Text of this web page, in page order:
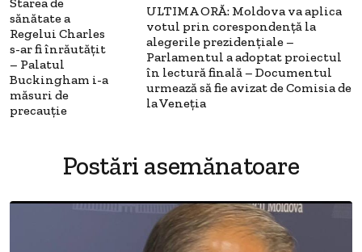
sănătate a
Regelui Charles
s-ar fi înrăutățit
– Palatul
Buckingham i-a
măsuri de
precauție
ULTIMA ORĂ: Moldova va aplica
votul prin corespondență la
alegerile prezidențiale –
Parlamentul a adoptat proiectul
în lectură finală – Documentul
urmează să fie avizat de Comisia de
la Veneția
Postări asemănatoare